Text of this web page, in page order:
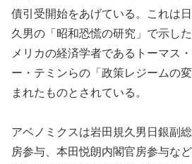
債引受開始をあげている。これは
久男の「昭和恐慌の研究」で示し
メリカの経済学者であるトーマス
ー・テミンらの「政策レジームの
まれたものとされている。
アベノミクスは岩田規久男日銀副
房参与、本田悦朗内閣官房参与な